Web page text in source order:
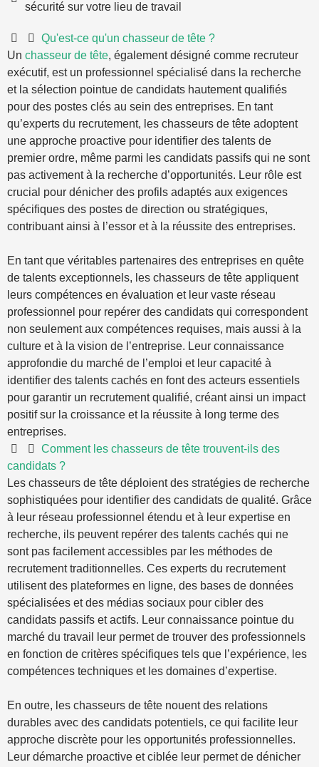
sécurité sur votre lieu de travail
Qu'est-ce qu'un chasseur de tête ?
Un chasseur de tête, également désigné comme recruteur
exécutif, est un professionnel spécialisé dans la recherche
et la sélection pointue de candidats hautement qualifiés
pour des postes clés au sein des entreprises. En tant
qu’experts du recrutement, les chasseurs de tête adoptent
une approche proactive pour identifier des talents de
premier ordre, même parmi les candidats passifs qui ne sont
pas activement à la recherche d’opportunités. Leur rôle est
crucial pour dénicher des profils adaptés aux exigences
spécifiques des postes de direction ou stratégiques,
contribuant ainsi à l’essor et à la réussite des entreprises.
En tant que véritables partenaires des entreprises en quête
de talents exceptionnels, les chasseurs de tête appliquent
leurs compétences en évaluation et leur vaste réseau
professionnel pour repérer des candidats qui correspondent
non seulement aux compétences requises, mais aussi à la
culture et à la vision de l’entreprise. Leur connaissance
approfondie du marché de l’emploi et leur capacité à
identifier des talents cachés en font des acteurs essentiels
pour garantir un recrutement qualifié, créant ainsi un impact
positif sur la croissance et la réussite à long terme des
entreprises.
Comment les chasseurs de tête trouvent-ils des
candidats ?
Les chasseurs de tête déploient des stratégies de recherche
sophistiquées pour identifier des candidats de qualité. Grâce
à leur réseau professionnel étendu et à leur expertise en
recherche, ils peuvent repérer des talents cachés qui ne
sont pas facilement accessibles par les méthodes de
recrutement traditionnelles. Ces experts du recrutement
utilisent des plateformes en ligne, des bases de données
spécialisées et des médias sociaux pour cibler des
candidats passifs et actifs. Leur connaissance pointue du
marché du travail leur permet de trouver des professionnels
en fonction de critères spécifiques tels que l’expérience, les
compétences techniques et les domaines d’expertise.
En outre, les chasseurs de tête nouent des relations
durables avec des candidats potentiels, ce qui facilite leur
approche discrète pour les opportunités professionnelles.
Leur démarche proactive et ciblée leur permet de dénicher